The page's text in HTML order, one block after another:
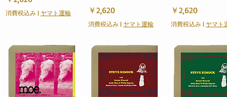
消費税込み | ヤマト運輸
価格
￥2,620
消費税込み| ヤマト運輸
価格
￥2,620
消費税込み| ヤマト